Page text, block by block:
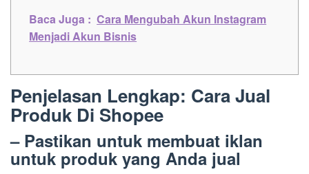
Baca Juga : Cara Mengubah Akun Instagram
Menjadi Akun Bisnis
Penjelasan Lengkap: Cara Jual
Produk Di Shopee
– Pastikan untuk membuat iklan
untuk produk yang Anda jual